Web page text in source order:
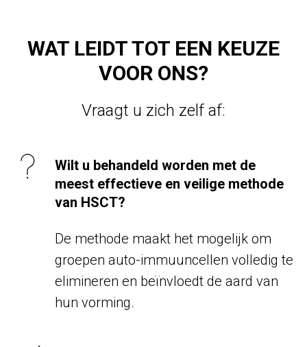
WAT LEIDT TOT EEN KEUZE
VOOR ONS?
Vraagt u zich zelf af:
Wilt u behandeld worden met de
meest effectieve en veilige methode
van HSCT?
De methode maakt het mogelijk om
groepen auto-immuuncellen volledig te
elimineren en beïnvloedt de aard van
hun vorming.